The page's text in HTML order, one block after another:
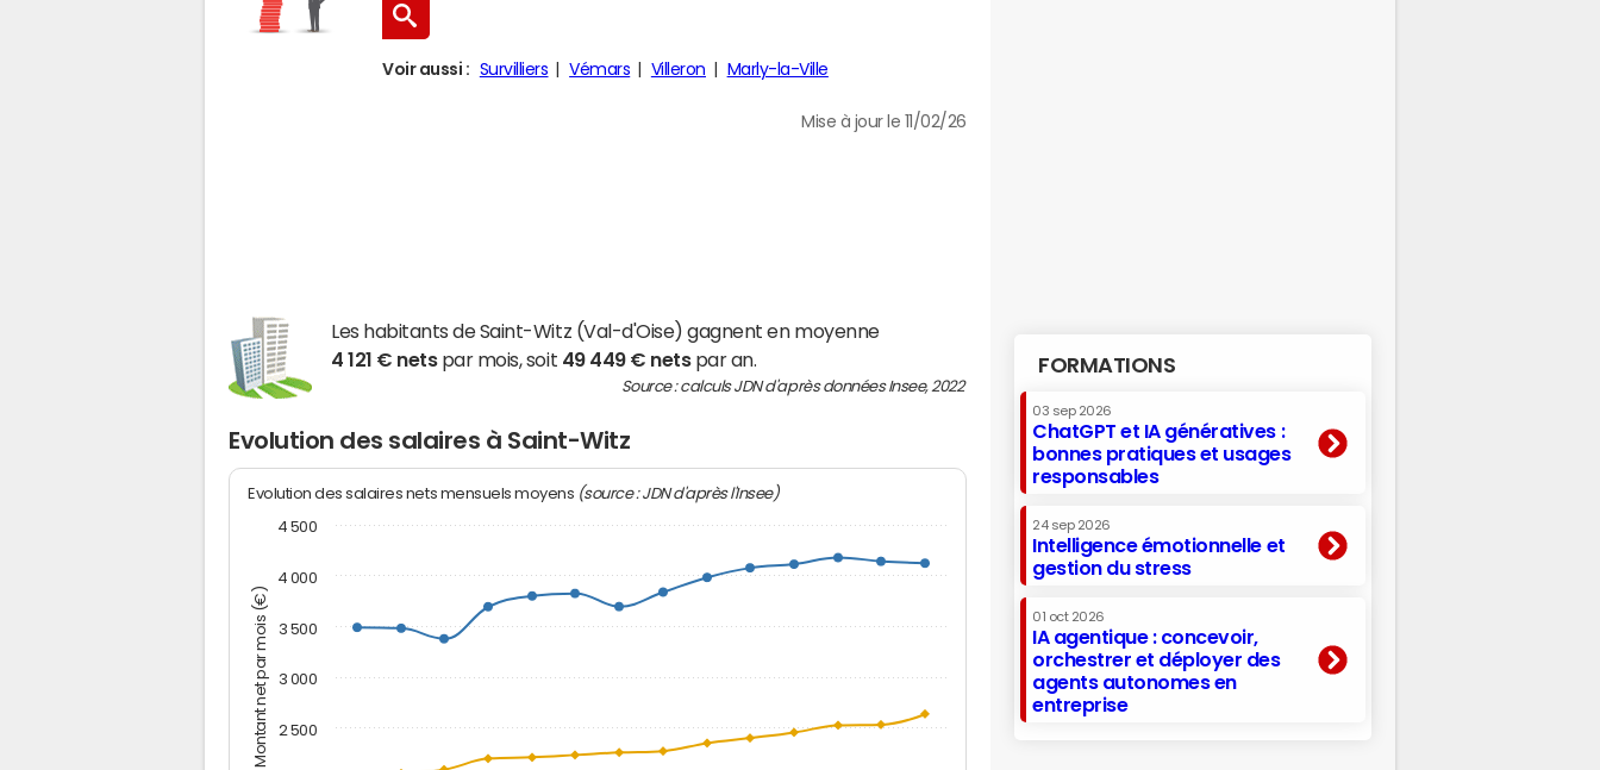
Voir aussi : Survilliers Vémars Villeron Marly-la-Ville
Mise à jour le 11/02/26
Les habitants de Saint-Witz (Val-d'Oise) gagnent en moyenne
4 121 € netspar mois, soit 49 449 € netspar an.
Source : calculs JDN d'après données Insee, 2022
Evolution des salaires à Saint-Witz
Montant net par mois (€)
Evolution des salaires nets mensuels moyens (source : JDN d'après l'Insee)
2 500
3 000
3 500
4 000
4 500
FORMATIONS
03 sep 2026
ChatGPT et IA génératives :
bonnes pratiques et usages
responsables
24 sep 2026
Intelligence émotionnelle et
gestion du stress
01 oct 2026
IA agentique : concevoir,
orchestrer et déployer des
agents autonomes en
entreprise